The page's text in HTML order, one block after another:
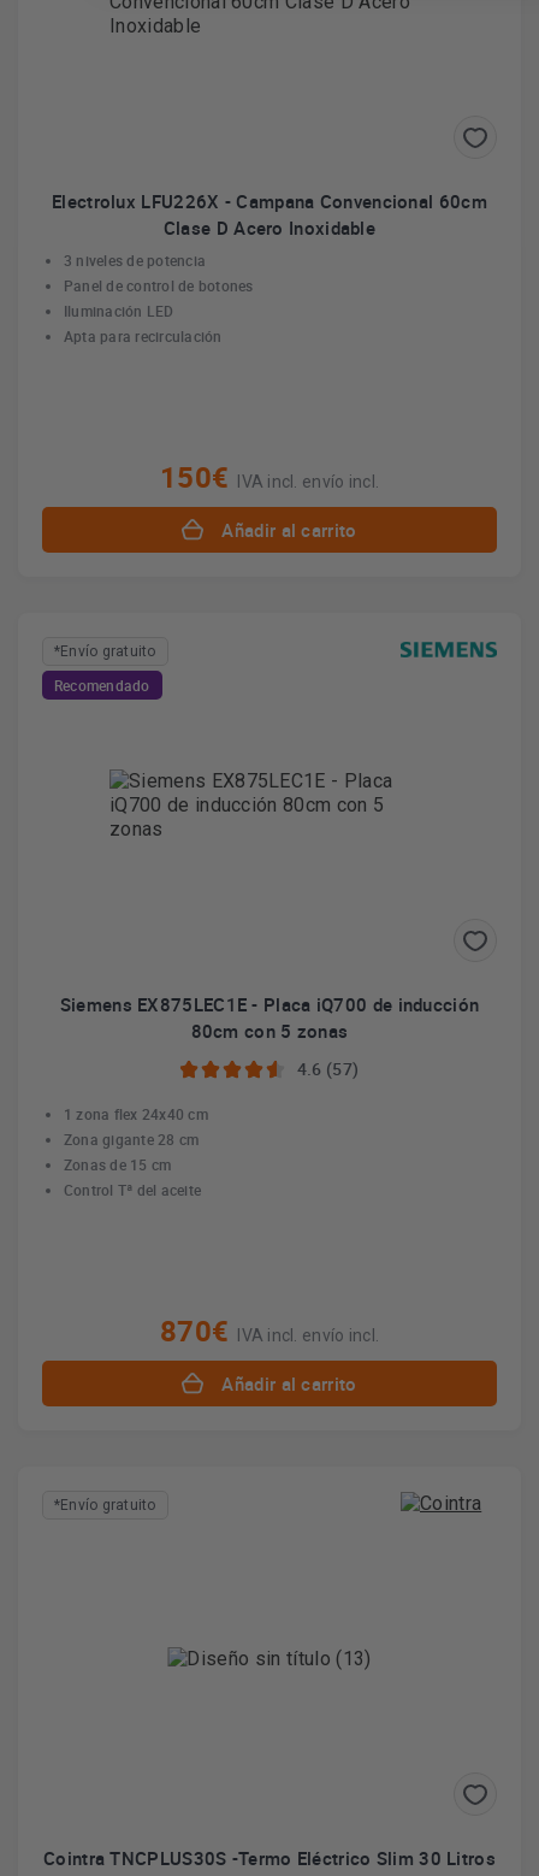
Electrolux LFU226X - Campana Convencional 60cm
Clase D Acero Inoxidable
3 niveles de potencia
Panel de control de botones
Iluminación LED
Apta para recirculación
150€ IVA incl. envío incl.
Añadir al carrito
*Envío gratuito
Recomendado
Siemens EX875LEC1E - Placa iQ700 de inducción
80cm con 5 zonas
4.6 (57)
1 zona flex 24x40 cm
Zona gigante 28 cm
Zonas de 15 cm
Control Tª del aceite
870€ IVA incl. envío incl.
Añadir al carrito
*Envío gratuito
Cointra TNCPLUS30S -Termo Eléctrico Slim 30 Litros